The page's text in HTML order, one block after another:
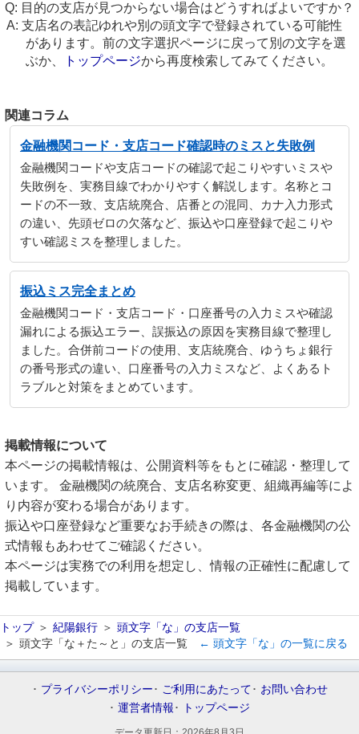
目的の支店が見つからない場合はどうすればよいですか？
支店名の表記ゆれや別の頭文字で登録されている可能性
があります。前の文字選択ページに戻って別の文字を選
ぶか、
トップページから再度検索してみてください。
関連コラム
金融機関コード・支店コード確認時のミスと失敗例
金融機関コードや支店コードの確認で起こりやすいミスや
失敗例を、実務目線でわかりやすく解説します。名称とコ
ードの不一致、支店統廃合、店番との混同、カナ入力形式
の違い、先頭ゼロの欠落など、振込や口座登録で起こりや
すい確認ミスを整理しました。
振込ミス完全まとめ
金融機関コード・支店コード・口座番号の入力ミスや確認
漏れによる振込エラー、誤振込の原因を実務目線で整理し
ました。合併前コードの使用、支店統廃合、ゆうちょ銀行
の番号形式の違い、口座番号の入力ミスなど、よくあるト
ラブルと対策をまとめています。
掲載情報について
本ページの掲載情報は、公開資料等をもとに確認・整理して
います。 金融機関の統廃合、支店名称変更、組織再編等によ
り内容が変わる場合があります。
振込や口座登録など重要なお手続きの際は、各金融機関の公
式情報もあわせてご確認ください。
本ページは実務での利用を想定し、情報の正確性に配慮して
掲載しています。
トップ 紀陽銀行
頭文字「な」の支店一覧
頭文字「な＋た～と」の支店一覧
← 頭文字「な」の一覧に戻る
プライバシーポリシー ご利用にあたって
お問い合わせ
運営者情報
トップページ